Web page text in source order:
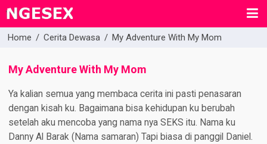
Home / Cerita Dewasa / My Adventure With My Mom
My Adventure With My Mom
Ya kalian semua yang membaca cerita ini pasti penasaran
dengan kisah ku. Bagaimana bisa kehidupan ku berubah
setelah aku mencoba yang nama nya SEKS itu. Nama ku
Danny Al Barak (Nama samaran) Tapi biasa di panggil Daniel.